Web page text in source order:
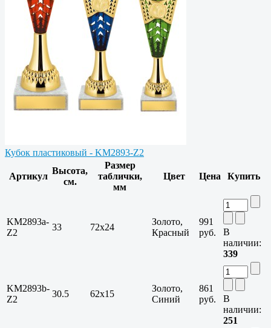
Кубок пластиковый - KM2893-Z2
Артикул
Высота,
см.
Размер
таблички,
мм
Цвет Цена Купить
KM2893a-
Z2
33 72х24
Золото,
Красный
991
руб.
В
наличии:
339
KM2893b-
Z2
30.5 62х15
Золото,
Синий
861
руб.
В
наличии:
251